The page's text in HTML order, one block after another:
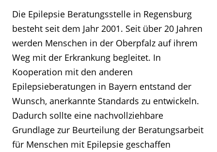
Die Epilepsie Beratungsstelle in Regensburg
besteht seit dem Jahr 2001. Seit über 20 Jahren
werden Menschen in der Oberpfalz auf ihrem
Weg mit der Erkrankung begleitet. In
Kooperation mit den anderen
Epilepsieberatungen in Bayern entstand der
Wunsch, anerkannte Standards zu entwickeln.
Dadurch sollte eine nachvollziehbare
Grundlage zur Beurteilung der Beratungsarbeit
für Menschen mit Epilepsie geschaffen